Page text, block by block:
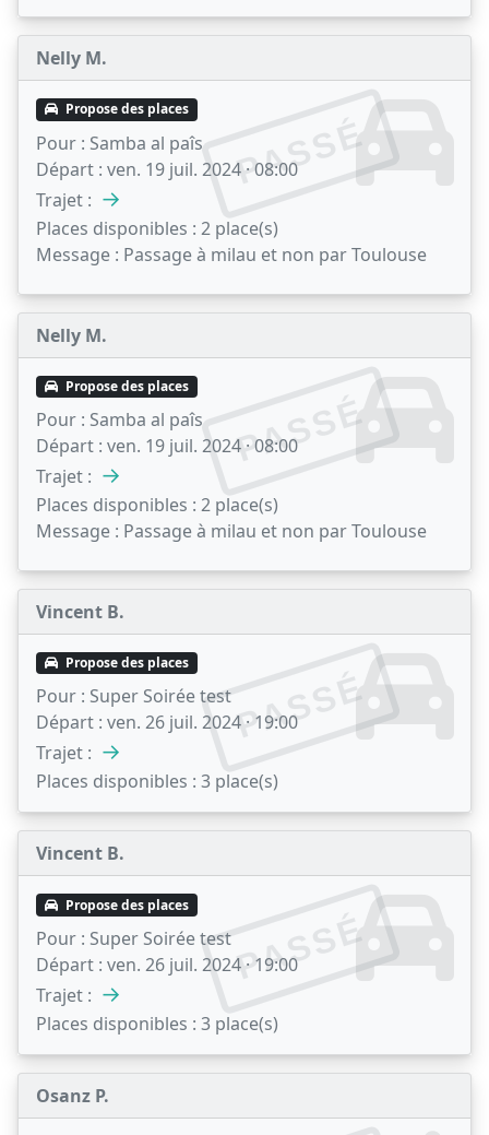
Nelly M.
PASSÉ
Propose des places
Pour : Samba al paîs
Départ : ven. 19 juil. 2024 · 08:00
Trajet : →
Places disponibles : 2 place(s)
Message : Passage à milau et non par Toulouse
Nelly M.
PASSÉ
Propose des places
Pour : Samba al paîs
Départ : ven. 19 juil. 2024 · 08:00
Trajet : →
Places disponibles : 2 place(s)
Message : Passage à milau et non par Toulouse
Vincent B.
PASSÉ
Propose des places
Pour : Super Soirée test
Départ : ven. 26 juil. 2024 · 19:00
Trajet : →
Places disponibles : 3 place(s)
Vincent B.
PASSÉ
Propose des places
Pour : Super Soirée test
Départ : ven. 26 juil. 2024 · 19:00
Trajet : →
Places disponibles : 3 place(s)
Osanz P.